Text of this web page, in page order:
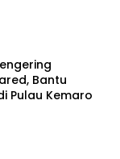
Bantu
Pulau Kemaro